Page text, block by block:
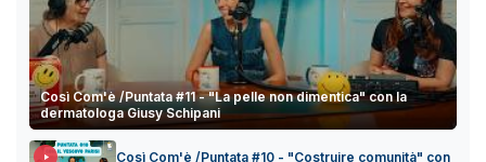
Così Com'è /Puntata #11 - "La pelle non dimentica" con la
dermatologa Giusy Schipani
Così Com'è /Puntata #10 - "Costruire comunità" con